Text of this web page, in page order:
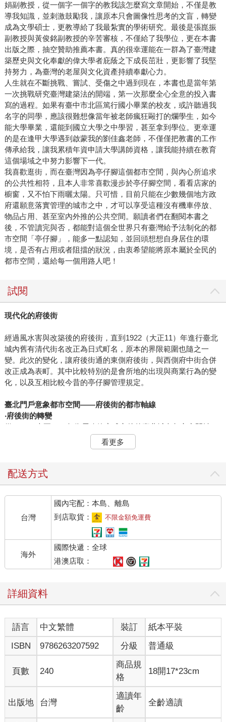
娟副教授，從一個字一個字的教我該怎麼寫文章開始，不僅是教
導我知識，並刺激鼓勵我，讓原本只會圖像性思考的文盲，轉變
成為文學碩士，更教導給了我最紮實的學術研究。最後是張崑振
副教授與黃俊銘副教授的辛苦審核，不僅給了我學位，更在本書
出版之際，抽空贊助推薦本書。真的很幸運能在一群為了臺灣建
築歷史與文化奉獻的偉大學者庇蔭之下成長茁壯，更影響了我堅
持努力，為臺灣的老屋與文化資產持續奉獻心力。
人生就在不斷挑戰、嘗試、受傷之中過到現在，本書也是當年第
一次挑戰研究臺灣建築法的開端，第一次那麼全心全意的投入書
寫的過程。如果有臺中市北區篤行國小畢業的校友，或許聽過我
名字的同學，應該很難想像當年被老師瘋狂毆打的爛學生，如今
能大學畢業，還能到國立大學之中學習，甚至拿到學位。更幸運
的是在逢甲大學遇到啟蒙我的劉佳鑫老師，不僅僅把教書的工作
傳承給我，讓我累積年資申請大學講師資格，讓我能持續在教育
這個場域之中努力影響下一代。
我喜歡逛街，而在臺灣因為亭仔腳這個都市空間，與內心所追求
的公共性相符，且本人非常喜歡漫步於亭仔腳空間，看看店家的
櫥窗，又不怕下雨曬太陽。只可惜，目前只能在少數幾個地方政
府還願意落實管理的城市之中，才可以享受這種沒有機車停放、
物品占用、甚至室內外推的公共空間。願讀者們在翻閱本書之
後，不管讀完與否，都能對這個全世界只有臺灣給予法制化的都
市空間「亭仔腳」，能多一點認知，並回頭想想自身居住的環
境，是否有占用或者阻擋的狀況，由衷希望能將原本屬於全民的
都市空間，還給每一個用路人吧！
試閱
現代化的府後街
經過風水害與改築後的府後街，直到1922（大正11）年進行臺北
城內舊有清代街名改正為日式町名，原本的界限範圍也隨之一
變。此次的變化，讓府後街通的東側府後街，與西側府中街合併
改正成為表町。其中比較特別的是會所地的出現與商業行為的變
化，以及互相比較今昔的亭仔腳管理規定。
臺北門戶意象都市空間——府後街的都市軸線
‧府後街的轉變
從1916（大正15）年街屋改築完成之後的臺北城內都市空間軸
線，有幾個相當重要的都市節點，節點所連接成的線即形成重要
的街道。若進而比較自清代開始至日治現代化都市空間的轉變，
清代建城時期，府後街道路最南端擁有重要的城內節點大天后
由於城內西北區域較靠近西側的艋舺與北側的大稻埕，而使商業
發展僅限於城內西北區域內，而位於城內偏東側的府後街則屬市
街邊緣之地。
早在清代時期，府後街就是都市邊緣的都市軸線，所以日治時期
後，總督府在規劃時選擇了較有發展濳力的都市邊緣，由於府後
街南北側擁有大面積開放空間，有利於在城內建設重要的都市節
點。首先為北側的臺北停車場，南側將大天后宮拆除之後，新建
與停車場相對望的總督府博物館。而總督府博物館其所在地新公
計畫在臺北城內所規劃的都市軸線。經過現代化建設的臺北城，
若搭乘火車進入臺北，從臺北城北邊臺北停車場開始塑造的門戶
意象，再經過公園開放空間之後，才抵達全臺灣最重要的行政都
市空間區域，也因此，臺北城進而轉變成為擁有交通、商業、開
放休閒、政治等多元的都市空間。
臺北停車場及其廣場
日治時期總督府積極建設基隆港，將基隆建設成為臺灣與日本的
連絡主要港口，加上鐵路運輸速度較水路快，在日治時期短短十
三年之間，完成了基隆至打狗先進的運輸系統⸺縱貫鐵路，也
改變了臺灣南北之間，原本主要依靠水運的交通方式。所以自日
本來到本島，藉由鐵路運輸，可方便到達本島其他城市，也是進
看更多
配送方式
台灣
國內宅配：本島、離島
到店取貨：
不限金額免運費
海外
國際快遞：全球
港澳店取：
詳細資料
語言 中文繁體 裝訂
紙本平裝
ISBN
9786263207592 分級 普通級
頁數 240
商品規
格
18開17*23cm
出版地 台灣
適讀年
齡
全齡適讀